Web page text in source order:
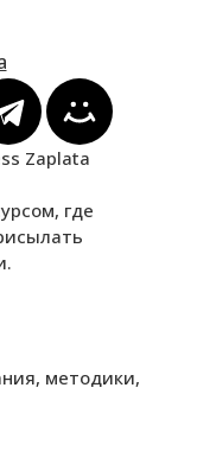
Zaplata
где
методики,